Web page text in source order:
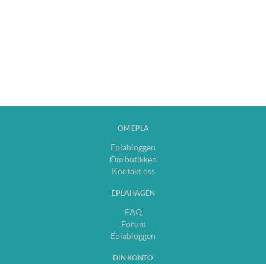
OM EPLA
Eplabloggen
Om butikken
Kontakt oss
EPLAHAGEN
FAQ
Forum
Eplabloggen
DIN KONTO